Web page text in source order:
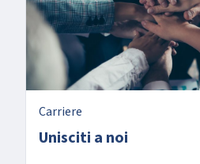
Carriere
Unisciti a noi